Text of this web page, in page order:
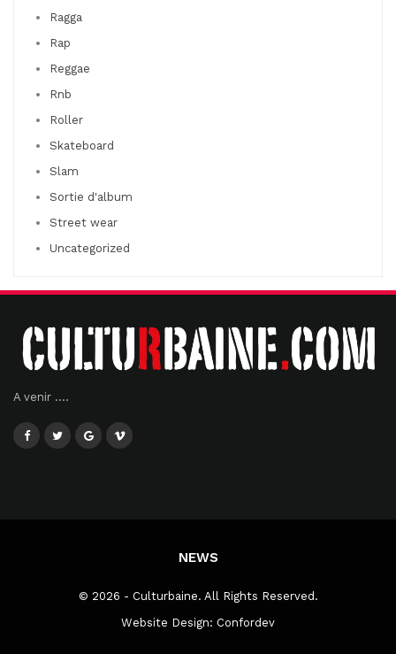
Ragga
Rap
Reggae
Rnb
Roller
Skateboard
Slam
Sortie d'album
Street wear
Uncategorized
A venir ....
NEWS
© 2026 - Culturbaine. All Rights Reserved.
Website Design: Confordev